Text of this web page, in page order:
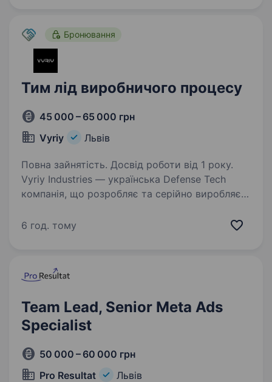
європейських ринках із понад 190
магазинами…
Бронювання
Тим лід виробничого процесу
45 000 – 65 000 грн
Vyriy
Львів
Повна зайнятість. Досвід роботи від 1 року.
Vyriy Industries — українська Defense Tech
компанія, що розробляє та серійно виробляє
бойових умовах для понад 200 підрозділів Сил
6 год. тому
Team Lead, Senior Meta Ads
Specialist
50 000 – 60 000 грн
Pro Resultat
Львів